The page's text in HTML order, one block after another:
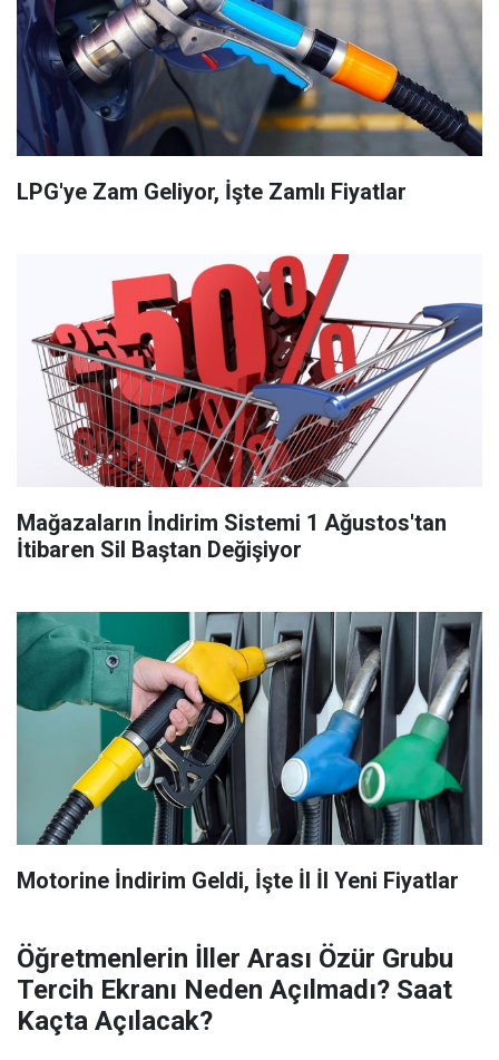
LPG'ye Zam Geliyor, İşte Zamlı Fiyatlar
Mağazaların İndirim Sistemi 1 Ağustos'tan
İtibaren Sil Baştan Değişiyor
Motorine İndirim Geldi, İşte İl İl Yeni Fiyatlar
Öğretmenlerin İller Arası Özür Grubu
Tercih Ekranı Neden Açılmadı? Saat
Kaçta Açılacak?